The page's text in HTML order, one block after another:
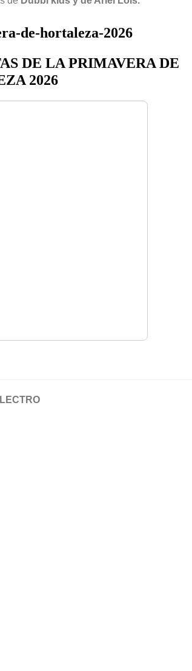
DE LA PRIMAVERA DE
2026